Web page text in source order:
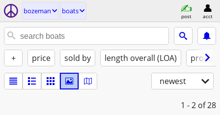
bozeman boats
post acct
+ price sold by length overall (LOA)
newest
1 - 2 of 28